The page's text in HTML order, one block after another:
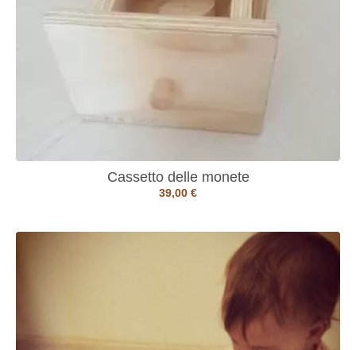
Cassetto delle monete
39,00 €